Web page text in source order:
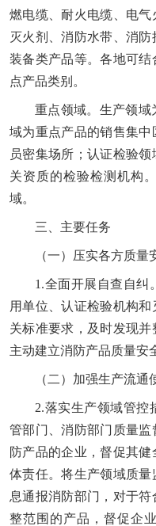
燃电缆、耐火电缆、电
灭火剂、消防水带、消
装备类产品等。各地可
点产品类别。
重点领域。生产领域
域为重点产品的销售集中
员密集场所；认证检验
关资质的检验检测机构
域。
三、主要任务
（一）压实各方质量
1.全面开展自查自纠
用单位、认证检验机构
关标准要求，及时发现并
主动建立消防产品质量安
（二）加强生产流通
2.落实生产领域管控
管部门、消防部门质量
防产品的企业，督促其
体责任。将生产领域质
息通报消防部门，对于
整范围的产品，督促企